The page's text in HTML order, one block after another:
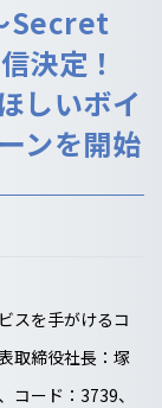
Secret
決定！
しいボイ
ンを開始
スを手がけるコ
取締役社長：塚
コード：3739、